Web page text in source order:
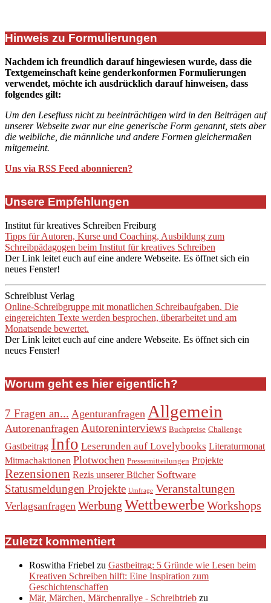
Hinweis zu Formulierungen
Nachdem ich freundlich darauf hingewiesen wurde, dass die
Textgemeinschaft keine genderkonformen Formulierungen
verwendet, möchte ich ausdrücklich darauf hinweisen, dass
folgendes gilt:
Um den Lesefluss nicht zu beeinträchtigen wird in den Beiträgen auf
unserer Webseite zwar nur eine generische Form genannt, stets aber
die weibliche, die männliche und andere Formen gleichermaßen
mitgemeint.
Uns via RSS Feed abonnieren?
Unsere Empfehlungen
Institut für kreatives Schreiben Freiburg
Tipps für Autoren, Kurse und Coaching, Ausbildung zum
Schreibpädagogen beim Institut für kreatives Schreiben
Der Link leitet euch auf eine andere Webseite. Es öffnet sich ein
neues Fenster!
Schreiblust Verlag
Online-Schreibgruppe mit monatlichen Schreibaufgaben. Die
eingereichten Texte werden besprochen, überarbeitet und am
Monatsende bewertet.
Der Link leitet euch auf eine andere Webseite. Es öffnet sich ein
neues Fenster!
Worum geht es hier eigentlich?
7 Fragen an... Agenturanfragen Allgemein
Autorenanfragen Autoreninterviews Buchpreise Challenge
Gastbeitrag Info Leserunden auf Lovelybooks Literaturmonat
Mitmachaktionen Plotwochen Pressemitteilungen Projekte
Rezensionen Rezis unserer Bücher Software
Statusmeldungen Projekte Umfrage Veranstaltungen
Verlagsanfragen Werbung WettbewerbeWorkshops
Zuletzt kommentiert
Roswitha Friebel zu Gastbeitrag: 5 Gründe wie Lesen beim
Kreativen Schreiben hilft: Eine Inspiration zum
Geschichtenschaffen
Mär, Märchen, Märchenrallye - Schreibtrieb zu